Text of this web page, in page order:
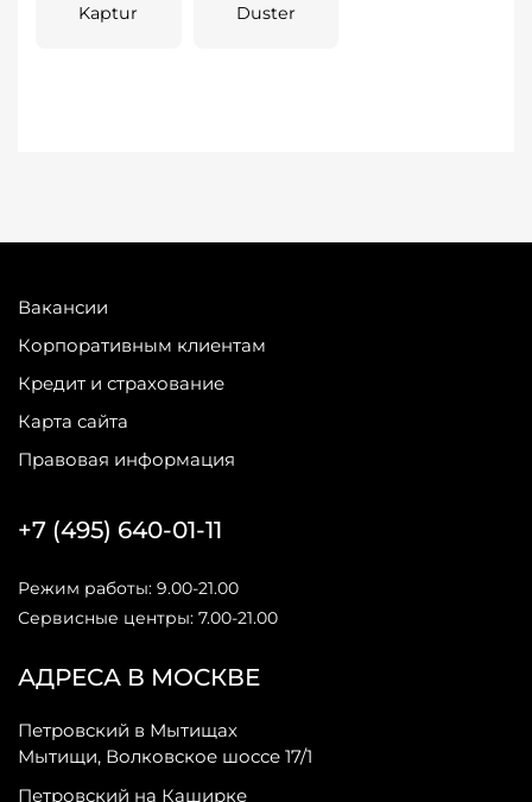
Kaptur Duster
Вакансии
Корпоративным клиентам
Кредит и страхование
Карта сайта
Правовая информация
АДРЕСА В МОСКВЕ
Петровский в Мытищах
Мытищи, Волковское шоссе 17/1
Петровский на Каширке
+7 (495) 640-01-11
Режим работы: 9.00-21.00
Сервисные центры: 7.00-21.00